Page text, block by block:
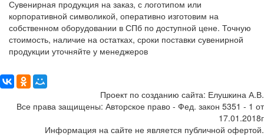
Сувенирная продукция на заказ, с логотипом или
корпоративной символикой, оперативно изготовим на
собственном оборудовании в СПб по доступной цене. Точную
стоимость, наличие на остатках, сроки поставки сувенирной
продукции уточняйте у менеджеров
Проект по созданию сайта: Елушкина А.В.
Все права защищены: Авторское право - Фед. закон 5351 - 1 от
17.01.2018г
Информация на сайте не является публичной офертой.